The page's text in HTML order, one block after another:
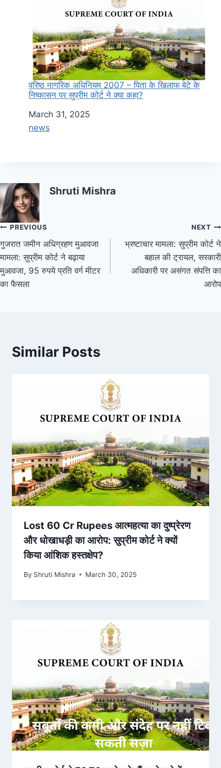
वरिष्ठ नागरिक अधिनियम 2007 – पिता के खिलाफ बेटे के
निष्कासन पर सुप्रीम कोर्ट ने क्या कहा?
Date
March 31, 2025
In relation to
news
Shruti Mishra
PREVIOUS
गुजरात जमीन अधिग्रहण मुआवजा
मामला: सुप्रीम कोर्ट ने बढ़ाया
मुआवजा, 95 रुपये प्रति वर्ग मीटर
का फैसला
NEXT
भ्रष्टाचार मामला: सुप्रीम कोर्ट ने
बहाल की ट्रायल, सरकारी
अधिकारी पर असंगत संपत्ति का
आरोप
Similar Posts
Lost 60 Cr Rupees आत्महत्या का दुष्प्रेरण
और धोखाधड़ी का आरोप: सुप्रीम कोर्ट ने क्यों
किया आंशिक हस्तक्षेप?
By Shruti Mishra March 30, 2025